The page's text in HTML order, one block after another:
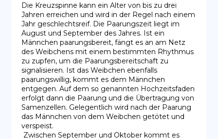
Die Kreuzspinne kann ein Alter von bis zu drei
Jahren erreichen und wird in der Regel nach einem
Jahr geschlechtsreif. Die Paarungszeit liegt im
August und September des Jahres. Ist ein
Männchen paarungsbereit, fängt es an am Netz
des Weibchens mit einem bestimmten Rhythmus
zu zupfen, um die Paarungsbereitschaft zu
signalisieren. Ist das Weibchen ebenfalls
paarungswillig, kommt es dem Männchen
entgegen. Auf dem so genannten Hochzeitsfaden
erfolgt dann die Paarung und die Übertragung von
Samenzellen. Gelegentlich wird nach der Paarung
das Männchen von dem Weibchen getötet und
verspeist.